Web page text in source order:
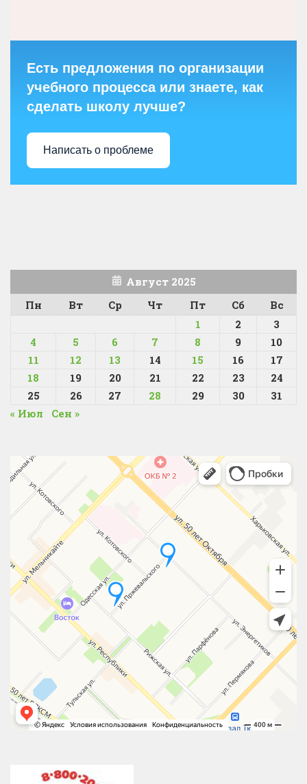
Есть предложения по организации
учебного процесса или знаете, как
сделать школу лучше?
Написать о проблеме
Август 2025
Пн
Вт Ср Чт Пт Сб
Вс
1
2
3
4
5 6 7 8 9
10
11
12 13 14 15 16
17
18
19 20 21 22 23
24
25
26 27 28 29 30
31
« Июл
Сен »